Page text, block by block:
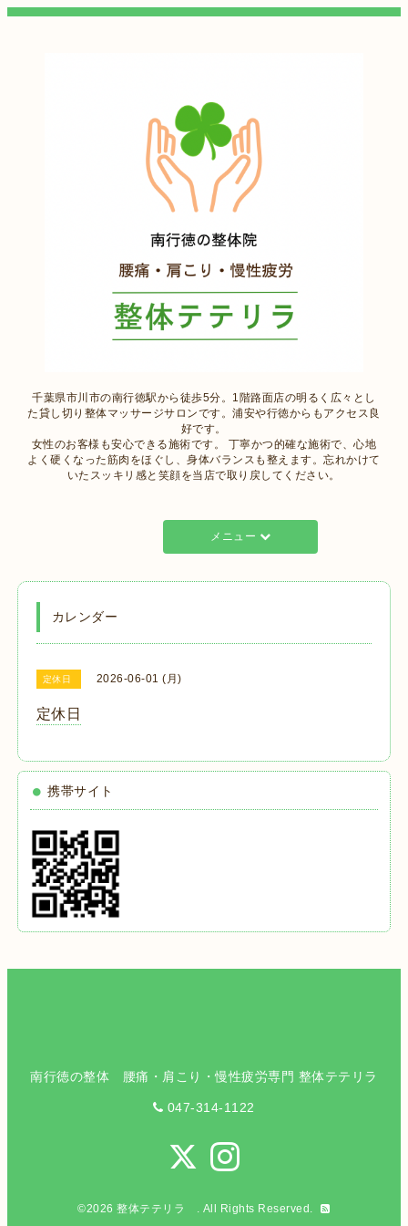
千葉県市川市の南行徳駅から徒歩5分。1階路面店の明るく広々とし
た貸し切り整体マッサージサロンです。浦安や行徳からもアクセス良
好です。
女性のお客様も安心できる施術です。 丁寧かつ的確な施術で、心地
よく硬くなった筋肉をほぐし、身体バランスも整えます。忘れかけて
いたスッキリ感と笑顔を当店で取り戻してください。
メニュー
カレンダー
定休日 2026-06-01 (月)
定休日
携帯サイト
南行徳の整体 腰痛・肩こり・慢性疲労専門 整体テテリラ
047-314-1122
©2026整体テテリラ . All Rights Reserved.